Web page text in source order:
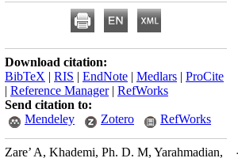
Download citation:
BibTeX | RIS | EndNote | Medlars | ProCite
| Reference Manager| RefWorks
Send citation to:
Mendeley
Zotero RefWorks
Zare’ A, Khademi, Ph. D. M, Yarahmadian,